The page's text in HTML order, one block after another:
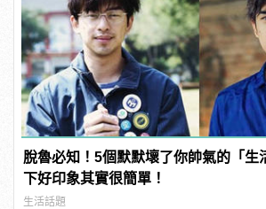
脫魯必知！5個默默壞了你帥氣的「生
下好印象其實很簡單！
生活話題